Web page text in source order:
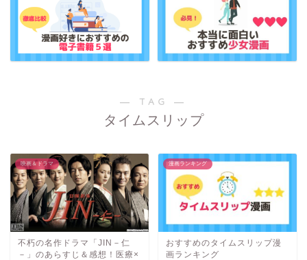
― TAG ―
タイムスリップ
映画＆ドラマ
不朽の名作ドラマ「JIN－仁
－」のあらすじ＆感想！医療×
漫画ランキング
おすすめのタイムスリップ漫
画ランキング